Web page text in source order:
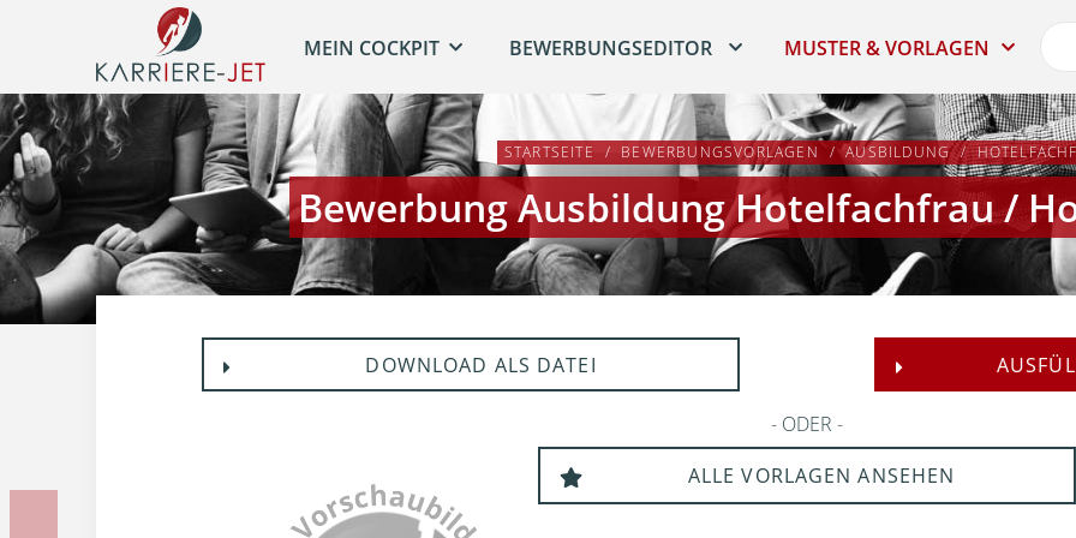
MEIN COCKPIT BEWERBUNGSEDITOR MUSTER & VORLAGEN
STARTSEITE BEWERBUNGSVORLAGEN AUSBILDUNG
Bewerbung Ausbildung Hotelfachfrau /
DOWNLOAD ALS DATEI
ODER
ALLE VORLAGEN ANSEHEN